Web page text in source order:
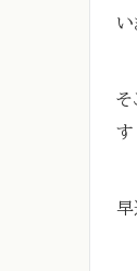
い
そ
す
早